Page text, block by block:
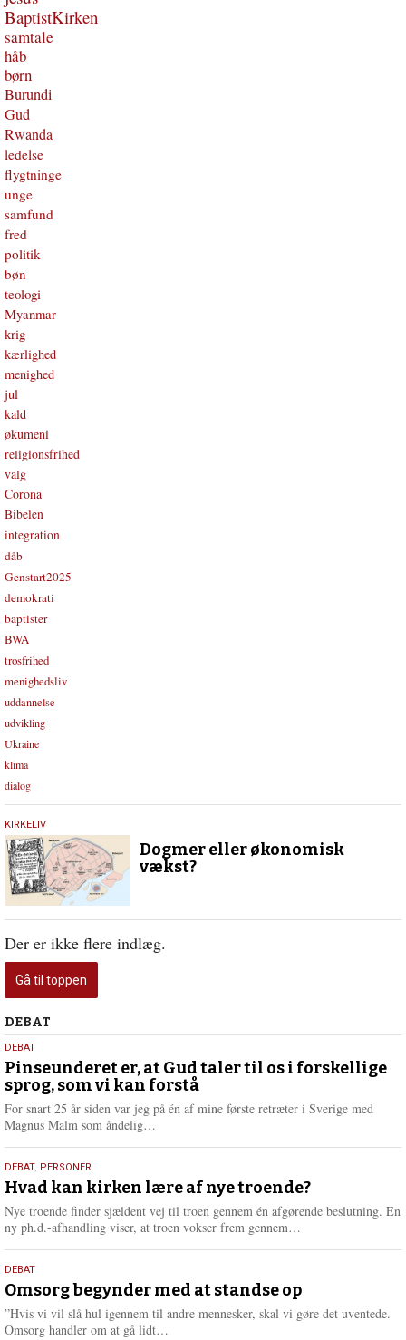
BaptistKirken
samtale
håb
børn
Burundi
Gud
Rwanda
ledelse
flygtninge
unge
samfund
fred
politik
bøn
teologi
Myanmar
krig
kærlighed
menighed
jul
kald
økumeni
religionsfrihed
valg
Corona
Bibelen
integration
dåb
Genstart2025
demokrati
baptister
BWA
trosfrihed
menighedsliv
uddannelse
udvikling
Ukraine
klima
dialog
21.
juli
2025
KIRKELIV
Dogmer eller økonomisk
vækst?
Der er ikke flere indlæg.
Gå til toppen
Debat
DEBAT
5.
august
2026
DEBAT
Pinseunderet er, at Gud taler til os i forskellige
sprog, som vi kan forstå
For snart 25 år siden var jeg på én af mine første retræter i Sverige med
Magnus Malm som åndelig…
e
r
e
25.
juli
2026
DEBAT, PERSONER
Hvad kan kirken lære af nye troende?
Nye troende finder sjældent vej til troen gennem én afgørende beslutning. En
ny ph.d.-afhandling viser, at troen vokser frem gennem…
e
r
e
9.
juli
2026
DEBAT
Omsorg begynder med at standse op
”Hvis vi vil slå hul igennem til andre mennesker, skal vi gøre det uventede.
Omsorg handler om at gå lidt…